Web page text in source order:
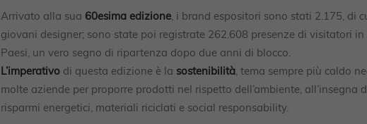
Arrivato alla sua 60esima edizione, i brand espositori sono stati 2.175, di
giovani designer; sono state poi registrate 262.608 presenze di visitatori
Paesi, un vero segno di ripartenza dopo due anni di blocco.
L’imperativo di questa edizione è la sostenibilità, tema sempre più caldo
molte aziende per proporre prodotti nel rispetto dell’ambiente, all’insegna
risparmi energetici, materiali riciclati e social responsability.